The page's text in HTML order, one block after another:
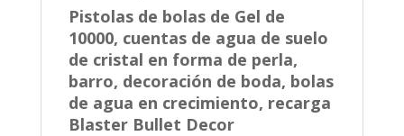
Pistolas de bolas de Gel de
10000, cuentas de agua de suelo
de cristal en forma de perla,
barro, decoración de boda, bolas
de agua en crecimiento, recarga
Blaster Bullet Decor